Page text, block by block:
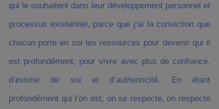
qui le souhaitent dans leur développement personnel et
processus existentiel, parce que j‘ai la conviction que
chacun porte en soi les ressources pour devenir qui il
est profondément, pour vivre avec plus de confiance,
d’estime de soi et d’authenticité. En étant
profondément qui l’on est, on se respecte, on respecte